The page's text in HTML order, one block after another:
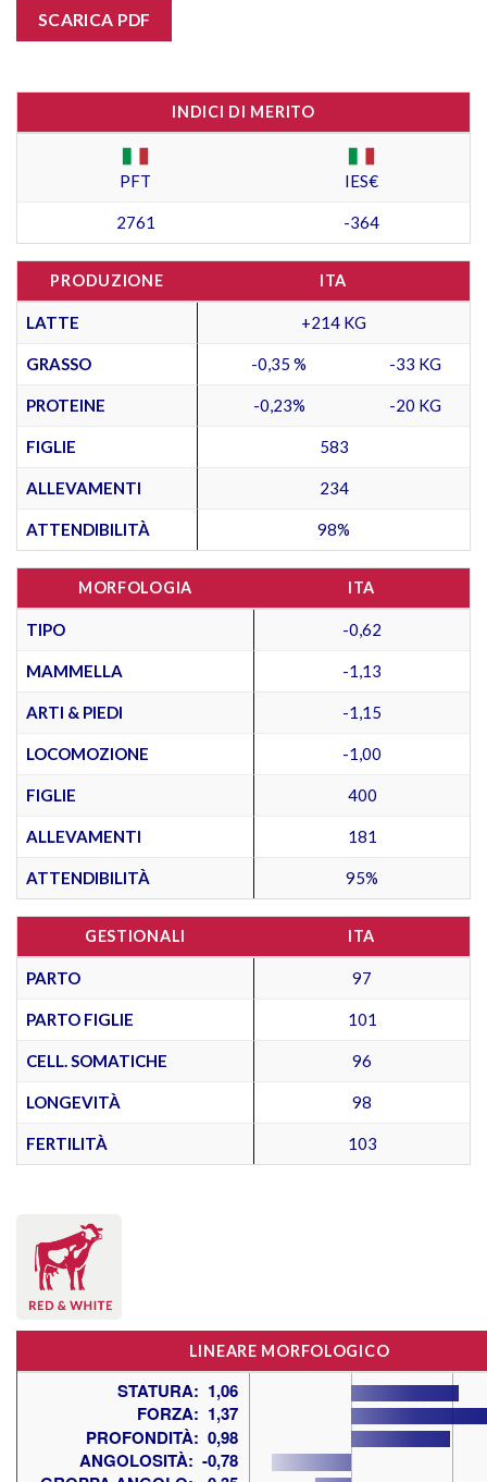
SCARICA PDF
INDICI DI MERITO
PFT IES€
2761 -364
PRODUZIONE ITA
LATTE +214 KG
GRASSO -0,35 % -33 KG
PROTEINE -0,23% -20 KG
FIGLIE 583
ALLEVAMENTI 234
ATTENDIBILITÀ 98%
MORFOLOGIA ITA
TIPO -0,62
MAMMELLA -1,13
ARTI & PIEDI -1,15
LOCOMOZIONE -1,00
FIGLIE 400
ALLEVAMENTI 181
ATTENDIBILITÀ 95%
GESTIONALI ITA
PARTO 97
PARTO FIGLIE 101
CELL. SOMATICHE 96
LONGEVITÀ 98
FERTILITÀ 103
LINEARE MORFOLOGICO